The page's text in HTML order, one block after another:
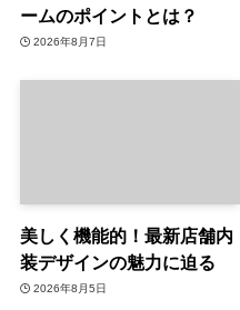
ームのポイントとは？
2026年8月7日
美しく機能的！最新店舗内
装デザインの魅力に迫る
2026年8月5日